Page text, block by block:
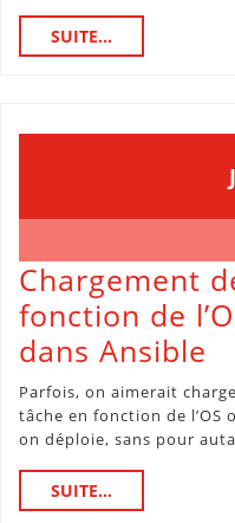
SUITE...SUITE...
Chargement
fonction de
dans Ansible
Parfois, on aimerait
tâche en fonction de
on déploie, sans pour
SUITE...